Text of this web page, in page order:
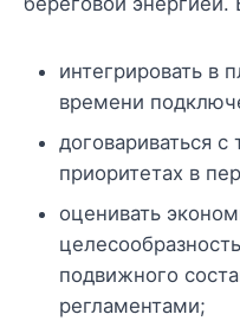
интегрировать в
времени
договариваться
приоритетах в
оценивать
подвижного
регламентами;